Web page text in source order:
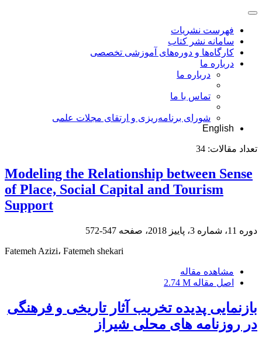
فهرست نشریات
سامانه نشر کتاب
کارگاه‌ها و دوره‌های آموزشی تخصصی
درباره ما
درباره ما
تماس با ما
شورای برنامه‌ریزی و ارتقای مجلات علمی
English
تعداد مقالات: 34
Modeling the Relationship between Sense
of Place, Social Capital and Tourism
Support
دوره 11، شماره 3، پاییز 2018، صفحه 547-572
Fatemeh Azizi، Fatemeh shekari
مشاهده مقاله
اصل مقاله 2.74 M
بازنمایی پدیده تخریب آثار تاریخی و فرهنگی
در روزنامه های محلی شیراز